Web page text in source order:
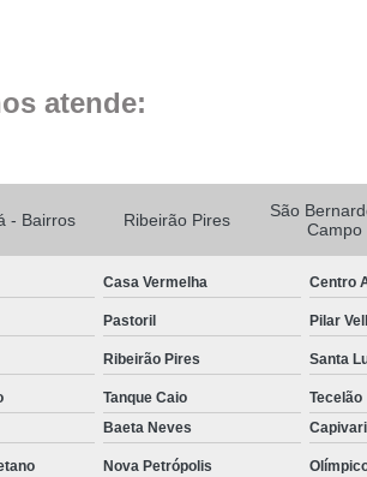
Espelho Decorativo
Espelho Grande para
Espelho para
Espelho para
atende:
- Bairros Ribeirão Pires
São
Campo
Casa Vermelha Centro
Pastoril Pilar
Ribeirão Pires Santa
Tanque Caio
Tecelão
Baeta Neves Capivari
Nova Petrópolis